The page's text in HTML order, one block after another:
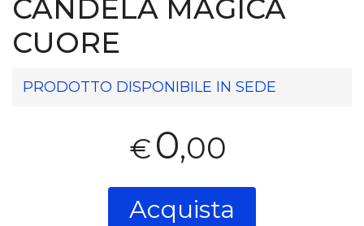
CANDELA MAGICA
CUORE
PRODOTTO DISPONIBILE IN SEDE
€0,00
Acquista